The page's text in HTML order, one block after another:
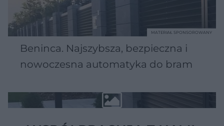
Beninca. Najszybsza, bezpieczna i
nowoczesna automatyka do bram
MATERIAŁ SPONSOROWANY